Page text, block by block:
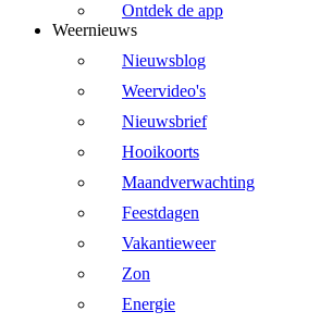
Ontdek de app
Weernieuws
Nieuwsblog
Weervideo's
Nieuwsbrief
Hooikoorts
Maandverwachting
Feestdagen
Vakantieweer
Zon
Energie